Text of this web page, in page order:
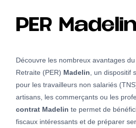
PER Madelin
Découvre les nombreux avantages du
Retraite (PER) Madelin , un dispositif
pour les travailleurs non salariés
artisans, les commerçants ou les
contrat Madelin te permet de
fiscaux intéressants et de préparer